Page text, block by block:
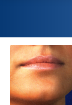
Home
Einst und Heute
Marken